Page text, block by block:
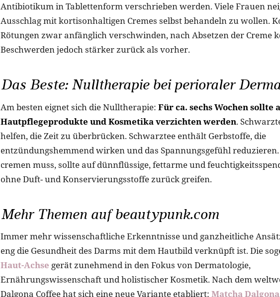
Antibiotikum in Tablettenform verschrieben werden. Viele Frauen
Ausschlag mit kortisonhaltigen Cremes selbst behandeln zu wollen.
Rötungen zwar anfänglich verschwinden, nach Absetzen der Creme
Beschwerden jedoch stärker zurück als vorher.
Das Beste: Nulltherapie bei perioraler
Am besten eignet sich die Nulltherapie: Für ca. sechs Wochen sollte
Hautpflegeprodukte und Kosmetika verzichten werden.
helfen, die Zeit zu überbrücken. Schwarztee enthält Gerbstoffe, die
entzündungshemmend wirken und das Spannungsgefühl
cremen muss, sollte auf dünnflüssige, fettarme und
ohne Duft- und Konservierungsstoffe zurück greifen.
Mehr Themen auf beautypunk.com
Immer mehr wissenschaftliche Erkenntnisse und ganzheitliche
eng die Gesundheit des Darms mit dem Hautbild verknüpft ist. Die
Haut-Achse gerät zunehmend in den Fokus von Dermatologie,
Ernährungswissenschaft und holistischer Kosmetik. Nach dem
Dalgona Coffee hat sich eine neue Variante etabliert: Matcha Dalgona